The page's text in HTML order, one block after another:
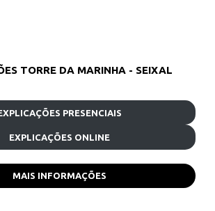
TORRE DA MARINHA - SEIXAL
PRESENCIAIS
EXPLICAÇÕES ONLINE
MAIS INFORMAÇÕES